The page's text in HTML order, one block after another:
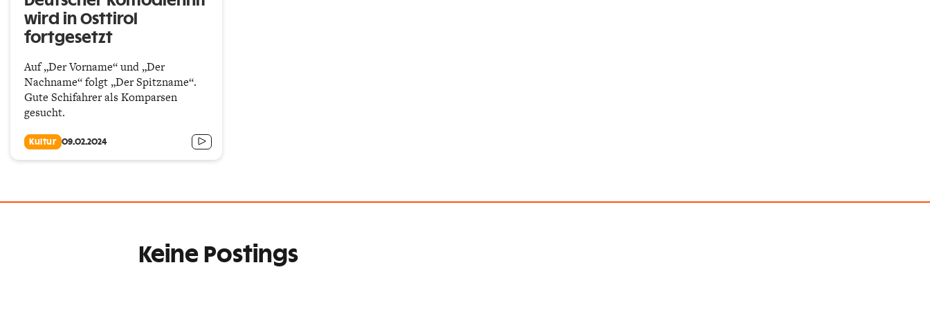
wird in Osttirol
fortgesetzt
Auf „Der Vorname“ und „Der
Nachname“ folgt „Der Spitzname“.
Gute Schifahrer als Komparsen
gesucht.
Kultur 09.02.2024
Keine Postings